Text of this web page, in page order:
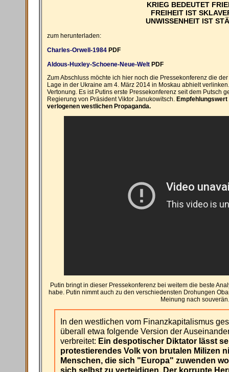
KRIEG BEDEUTET
FREIHEIT IST
UNWISSENHEIT IST
zum herunterladen:
Charles-Orwell-1984 PDF
Aldous-Huxley-Schoene-Neue-Welt PDF
Zum Abschluss möchte ich hier noch die Pressekonferenz die
Lage in der Ukraine am 4. März 2014 in Moskau abhielt
Vertonung. Es ist Putins erste Pressekonferenz seit dem Putsch
Regierung von Präsident Viktor Janukowitsch.
verlogenen westlichen Propaganda.
Putin bringt in dieser Pressekonferenz bei weitem die beste
habe. Putin nimmt auch zu den verschiedensten Drohungen
Meinung nach souverän.
In den westlichen vom Finanzkapitalismus
überall etwa folgende Version der
verbreitet: Ein despotischer Diktator lässt
protestierendes Volk von brutalen Milizen
Menschen, die sich "Europa" zuwenden
sich selbst zu verteidigen. Der korrupte